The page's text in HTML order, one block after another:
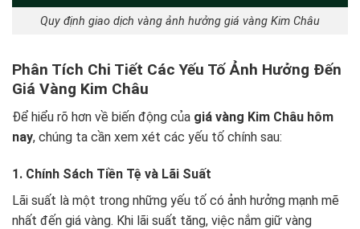
Quy định giao dịch vàng ảnh hưởng giá vàng Kim Châu
Phân Tích Chi Tiết Các Yếu Tố Ảnh Hưởng Đến
Giá Vàng Kim Châu
Để hiểu rõ hơn về biến động của giá vàng Kim Châu hôm
nay, chúng ta cần xem xét các yếu tố chính sau:
1. Chính Sách Tiền Tệ và Lãi Suất
Lãi suất là một trong những yếu tố có ảnh hưởng mạnh mẽ
nhất đến giá vàng. Khi lãi suất tăng, việc nắm giữ vàng